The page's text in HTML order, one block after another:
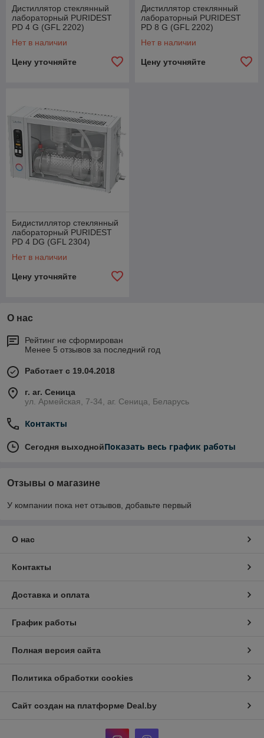
Дистиллятор стеклянный
лабораторный PURIDEST
PD 4 G (GFL 2202)
Нет в наличии
Цену уточняйте
Дистиллятор стеклянный
лабораторный PURIDEST
PD 8 G (GFL 2202)
Нет в наличии
Цену уточняйте
Бидистиллятор стеклянный
лабораторный PURIDEST
PD 4 DG (GFL 2304)
Нет в наличии
Цену уточняйте
О нас
Рейтинг не сформирован
Менее 5 отзывов за последний год
Работает с 19.04.2018
г. аг. Сеница
ул. Армейская, 7-34, аг. Сеница, Беларусь
Контакты
Сегодня выходнойПоказать весь график работы
Отзывы о магазине
У компании пока нет отзывов, добавьте первый
О нас
Контакты
Доставка и оплата
График работы
Полная версия сайта
Политика обработки cookies
Сайт создан на платформе Deal.by